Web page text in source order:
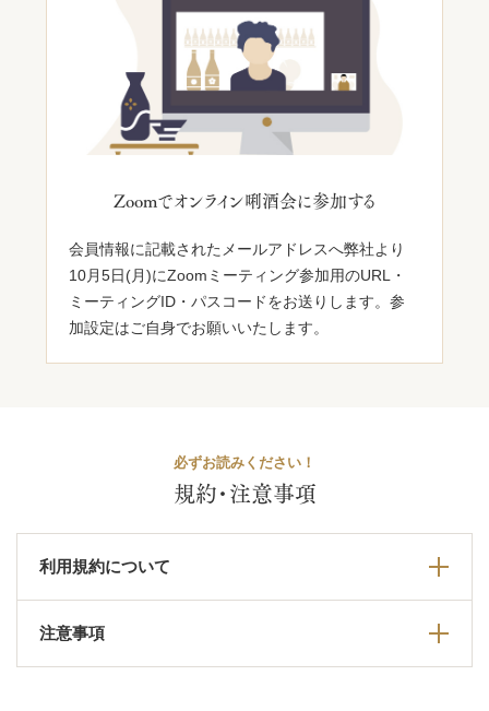
Zoomでオンライン唎酒会に参加する
会員情報に記載されたメールアドレスへ弊社より
10月5日(月)にZoomミーティング参加用のURL・
ミーティングID・パスコードをお送りします。参
加設定はご自身でお願いいたします。
必ずお読みください！
規約・注意事項
利用規約について
注意事項